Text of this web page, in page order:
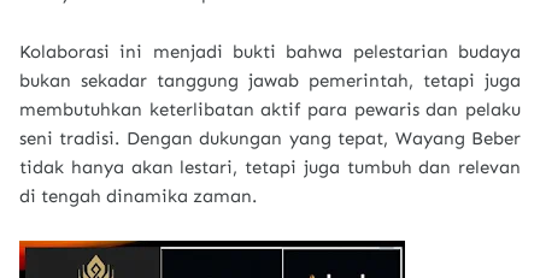
Kolaborasi ini menjadi bukti bahwa pelestarian budaya
bukan sekadar tanggung jawab pemerintah, tetapi juga
membutuhkan keterlibatan aktif para pewaris dan pelaku
seni tradisi. Dengan dukungan yang tepat, Wayang Beber
tidak hanya akan lestari, tetapi juga tumbuh dan relevan
di tengah dinamika zaman.